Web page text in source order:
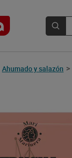
Ahumado y salazón >